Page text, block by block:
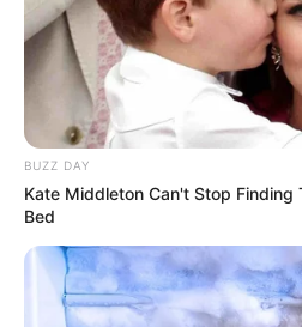
BUZZ DAY
Kate Middleton Can't Stop Finding
Bed